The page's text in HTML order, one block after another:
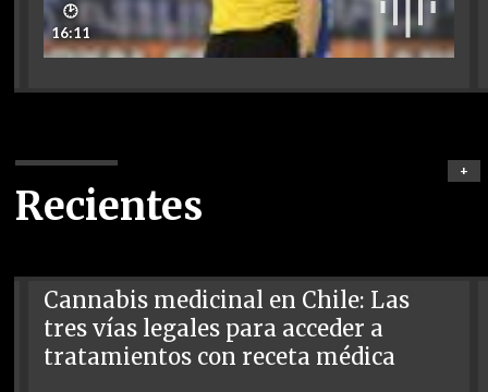
🕑
16:11
Recientes
+
Cannabis medicinal en Chile: Las
tres vías legales para acceder a
tratamientos con receta médica